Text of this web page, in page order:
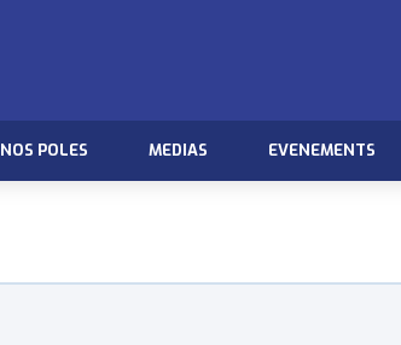
NOS POLES MEDIAS EVENEMENTS